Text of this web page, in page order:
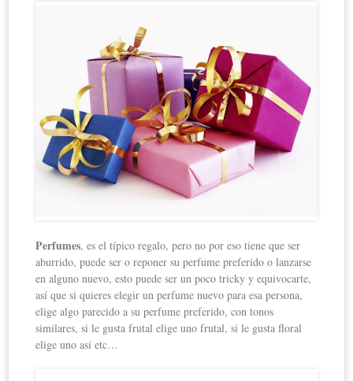
Perfumes, es el típico regalo, pero no por eso tiene que ser
aburrido, puede ser o reponer su perfume preferido o lanzarse
en alguno nuevo, esto puede ser un poco tricky y equivocarte,
así que si quieres elegir un perfume nuevo para esa persona,
elige algo parecido a su perfume preferido, con tonos
similares, si le gusta frutal elige uno frutal, si le gusta floral
elige uno así etc…